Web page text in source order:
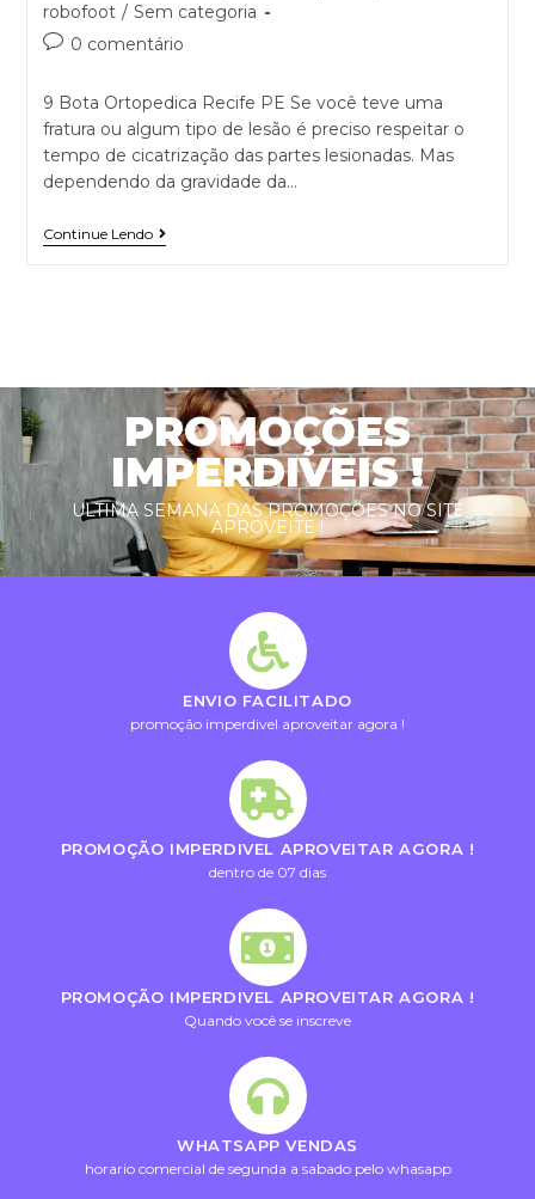
robofoot / Sem categoria
0 comentário
9 Bota Ortopedica Recife PE Se você teve uma
fratura ou algum tipo de lesão é preciso respeitar o
tempo de cicatrização das partes lesionadas. Mas
dependendo da gravidade da…
Continue Lendo
PROMOÇÕES
IMPERDIVEIS !
ULTIMA SEMANA DAS PROMOÇÕES NO SITE
APROVEITE !
ENVIO FACILITADO
promoção imperdivel aproveitar agora !
PROMOÇÃO IMPERDIVEL APROVEITAR AGORA !
dentro de 07 dias
PROMOÇÃO IMPERDIVEL APROVEITAR AGORA !
Quando você se inscreve
WHATSAPP VENDAS
horario comercial de segunda a sabado pelo whasapp